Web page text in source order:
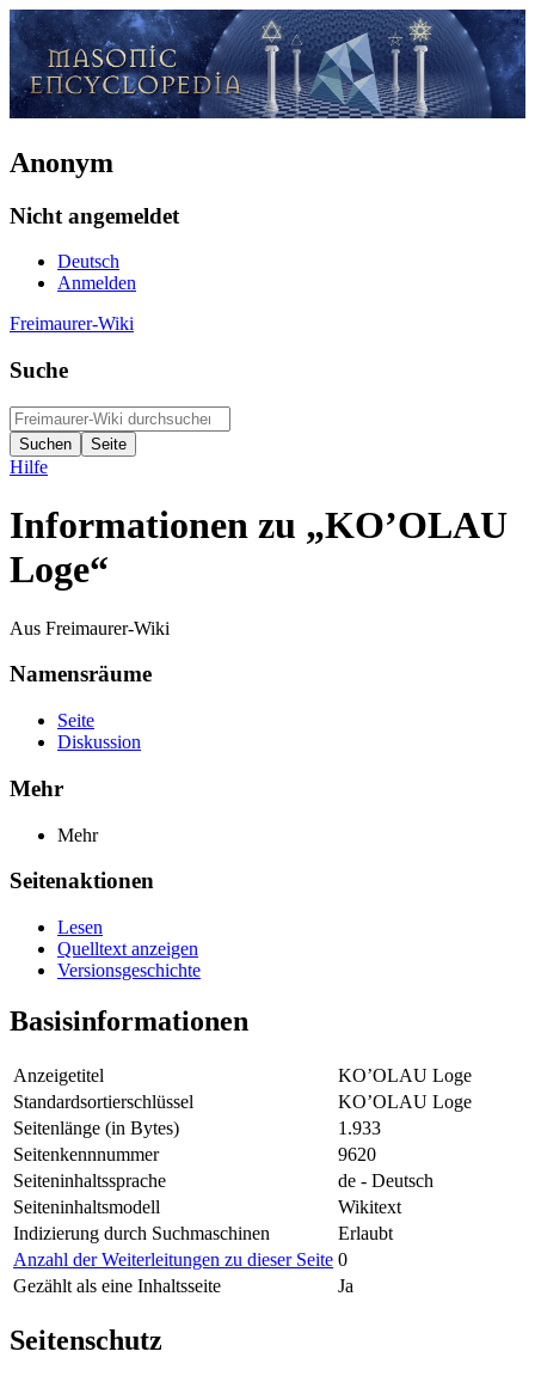
Anonym
Nicht angemeldet
Deutsch
Anmelden
Freimaurer-Wiki
Suche
Hilfe
Informationen zu „KO’OLAU
Loge“
Aus Freimaurer-Wiki
Namensräume
Seite
Diskussion
Mehr
Mehr
Seitenaktionen
Lesen
Quelltext anzeigen
Versionsgeschichte
Basisinformationen
Anzeigetitel
KO’OLAU Loge
Standardsortierschlüssel
KO’OLAU Loge
Seitenlänge (in Bytes)
1.933
Seitenkennnummer
9620
Seiteninhaltssprache
de - Deutsch
Seiteninhaltsmodell
Wikitext
Indizierung durch Suchmaschinen
Erlaubt
Anzahl der Weiterleitungen zu dieser Seite 0
Gezählt als eine Inhaltsseite
Ja
Seitenschutz